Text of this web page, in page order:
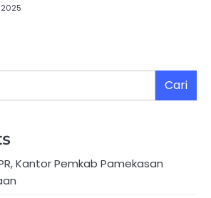
Cari
Kantor Pemkab Pamekasan